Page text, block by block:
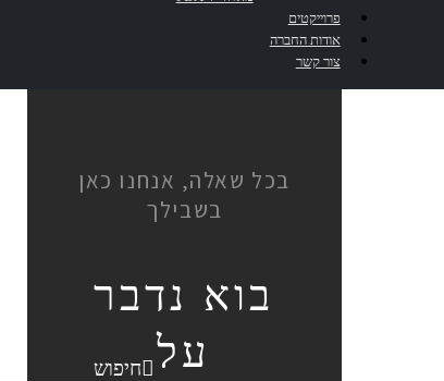
חיפוש
פרוייקטים
אודות החברה
צור קשר
מוצרים משלימים
בכל שאלה, אנחנו כאן
בשבילך
בוא נדבר
על